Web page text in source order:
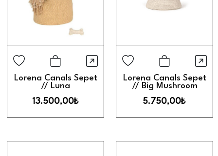
Sepete Ekle
Hızlı Görünüm
Lorena Canals Sepet
// Luna
13.500,00₺
Sepete
Lorena Canals Sepet
// Big Mushroom
5.750,00₺